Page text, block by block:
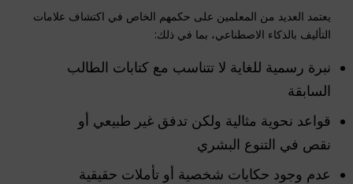
يعتمد العديد من المعلمين على حكمهم الخاص في اكتشاف علامات
التأليف بالذكاء الاصطناعي، بما في ذلك:
نبرة رسمية للغاية لا تتناسب مع كتابات الطالب
السابقة
قواعد نحوية مثالية ولكن تدفق غير طبيعي أو
نقص في التنوع البشري
عدم وجود حكايات شخصية أو تأملات حقيقية